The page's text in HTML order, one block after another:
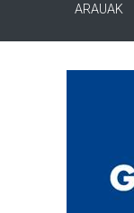
ARAUAK